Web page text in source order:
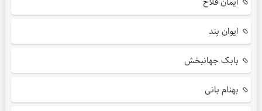
ایوان بند
بابک جهانبخش
بهنام بانی